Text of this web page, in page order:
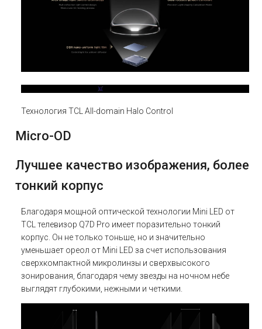
Технология TCL All-domain Halo Control
Micro-OD
Лучшее качество изображения, более
тонкий корпус
Благодаря мощной оптической технологии Mini LED от
TCL телевизор Q7D Pro имеет поразительно тонкий
корпус. Он не только тоньше, но и значительно
уменьшает ореол от Mini LED за счет использования
сверхкомпактной микролинзы и сверхвысокого
зонирования, благодаря чему звезды на ночном небе
выглядят глубокими, нежными и четкими.